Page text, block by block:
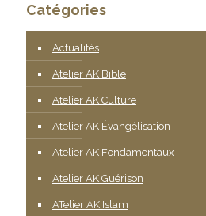
Catégories
Actualités
Atelier AK Bible
Atelier AK Culture
Atelier AK Évangélisation
Atelier AK Fondamentaux
Atelier AK Guérison
ATelier AK Islam